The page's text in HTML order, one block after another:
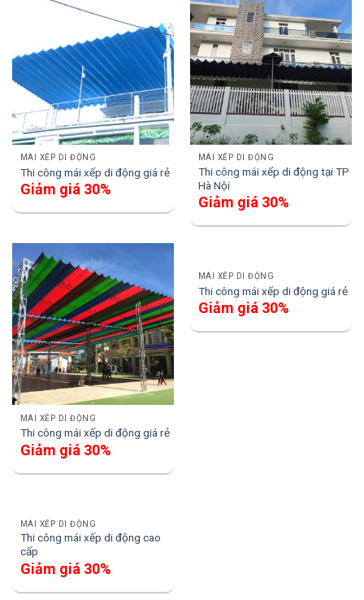
MÁI XẾP DI ĐỘNG
Thi công mái xếp di động giá rẻ
Giảm giá 30%
MÁI XẾP DI ĐỘNG
Thi công mái xếp di động tại TP
Hà Nội
Giảm giá 30%
MÁI XẾP DI ĐỘNG
Thi công mái xếp di động giá rẻ
Giảm giá 30%
MÁI XẾP DI ĐỘNG
Thi công mái xếp di động giá rẻ
Giảm giá 30%
MÁI XẾP DI ĐỘNG
Thi công mái xếp di động cao
cấp
Giảm giá 30%